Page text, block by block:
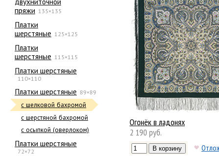
пряжи 135×135
Платки
шерстяные 125×125
Платки
шерстяные 115×115
Платки шерстяные
110×110
Платки шерстяные 89×89
с шелковой бахромой
с шерстяной бахромой
с осыпкой (оверлоком)
Платки шерстяные
72×72
Огонёк в ладонях
2 190 руб.